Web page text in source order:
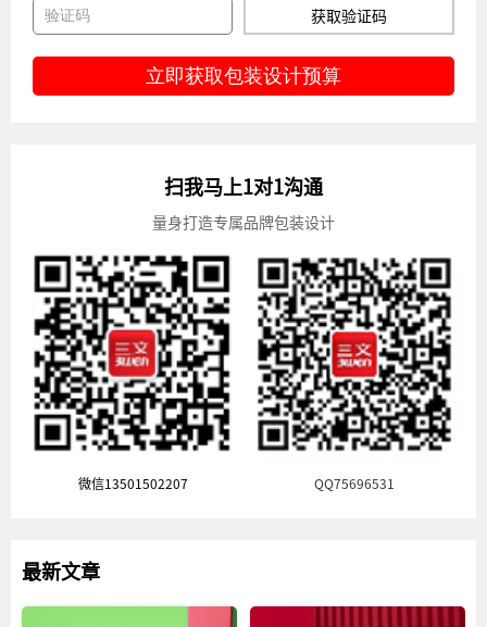
获取验证码
立即获取包装设计预算
扫我马上1对1沟通
量身打造专属品牌包装设计
微信13501502207 QQ75696531
最新文章